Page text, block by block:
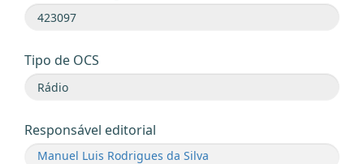
Tipo de OCS
Responsável editorial
Manuel Luis Rodrigues da Silva